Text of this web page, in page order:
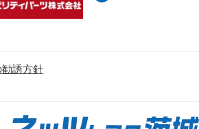
誘方針